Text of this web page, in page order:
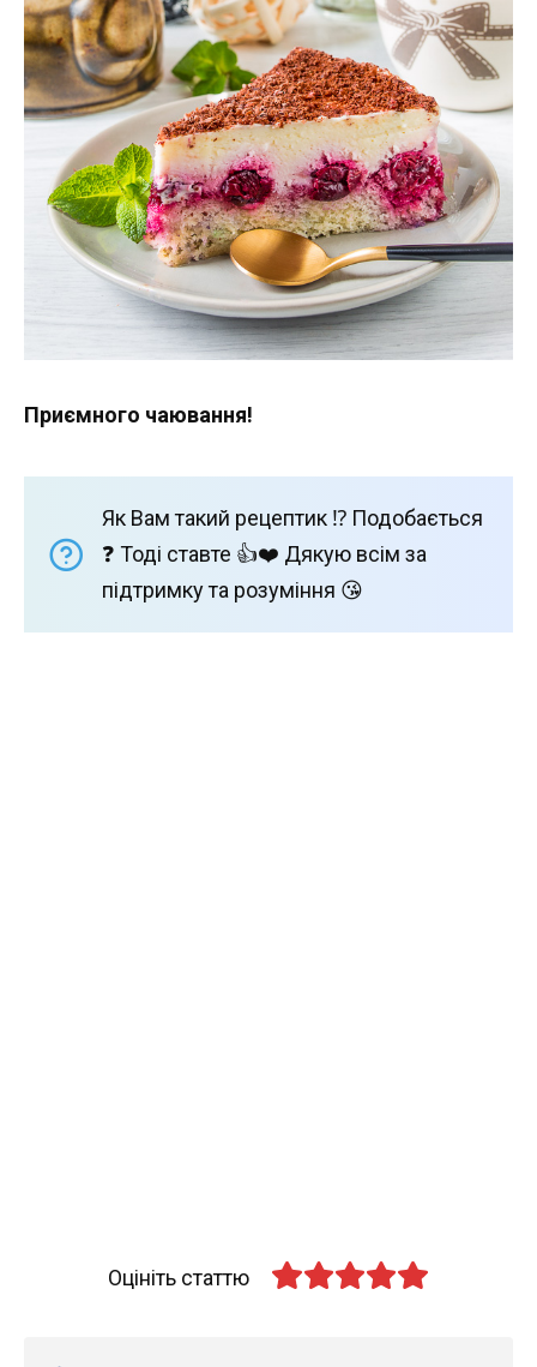
Приємного чаювання!
Як Вам такий рецептик ⁉️ Подобається
❓ Тоді ставте 👍❤️ Дякую всім за
підтримку та розуміння 😘
Оцініть статтю